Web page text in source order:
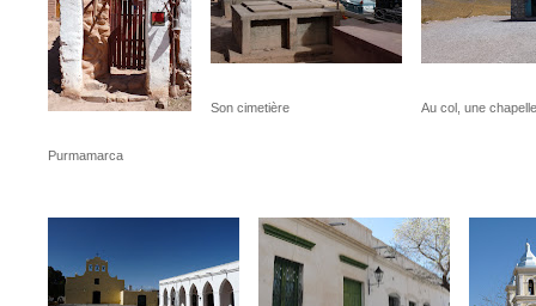
Purmamarca
Son cimetière Au col, une chapelle